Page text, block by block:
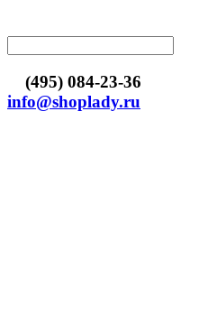
(495) 084-23-36
info@shoplady.ru